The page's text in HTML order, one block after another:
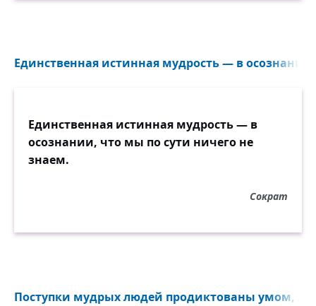
Единственная истинная мудрость — в
Единственная истинная мудрость — в
осознании, что мы по сути ничего не
знаем.
Сократ
Поступки мудрых людей продиктованы умом,